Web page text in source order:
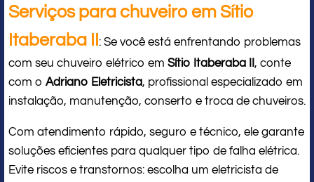
Serviços para chuveiro em Sítio
Itaberaba II
: Se você está enfrentando problemas
com seu chuveiro elétrico em Sítio Itaberaba II , conte
com o Adriano Eletricista, profissional especializado em
instalação, manutenção, conserto e troca de chuveiros.
Com atendimento rápido, seguro e técnico, ele garante
soluções eficientes para qualquer tipo de falha elétrica.
Evite riscos e transtornos: escolha um eletricista de